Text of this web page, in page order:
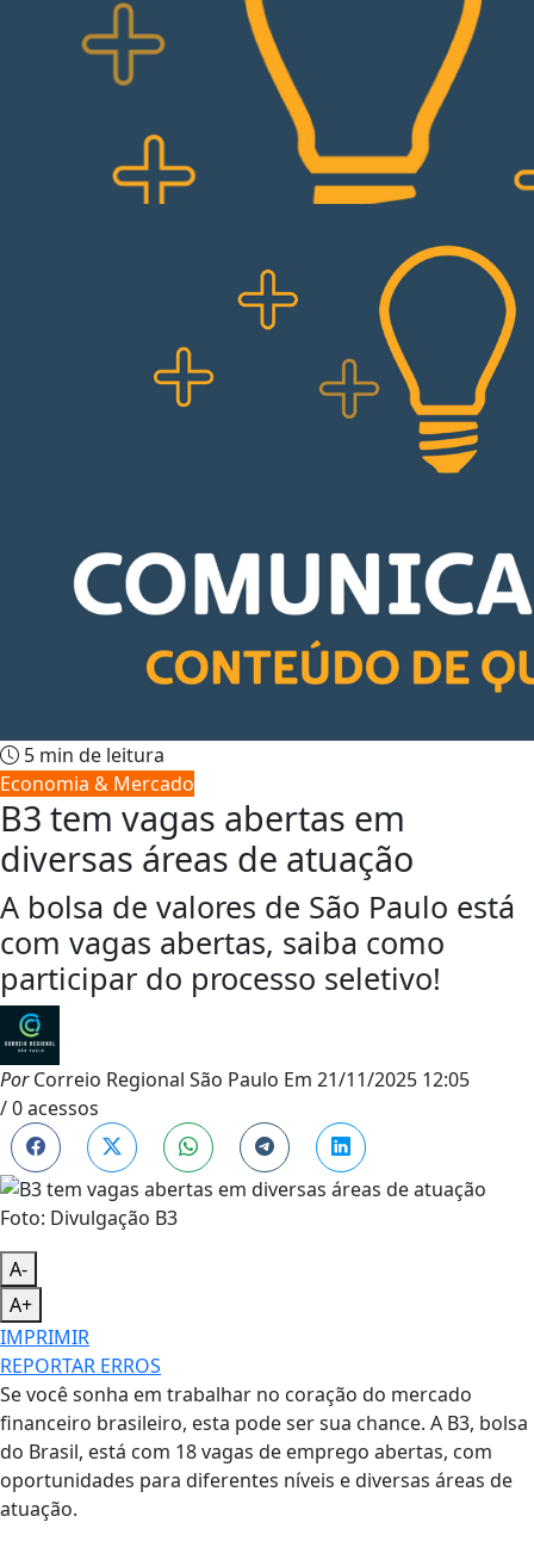
5 min de leitura
Economia & Mercado
B3 tem vagas abertas em
diversas áreas de atuação
A bolsa de valores de São Paulo está
com vagas abertas, saiba como
participar do processo seletivo!
PorCorreio Regional São Paulo Em 21/11/2025 12:05
/ 0 acessos
Foto: Divulgação B3
A-
A+
IMPRIMIR
REPORTAR ERROS
Se você sonha em trabalhar no coração do mercado
financeiro brasileiro, esta pode ser sua chance. A B3, bolsa
do Brasil, está com 18 vagas de emprego abertas, com
oportunidades para diferentes níveis e diversas áreas de
atuação.